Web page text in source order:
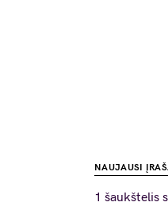
NAUJAUSI
1 šaukštelis